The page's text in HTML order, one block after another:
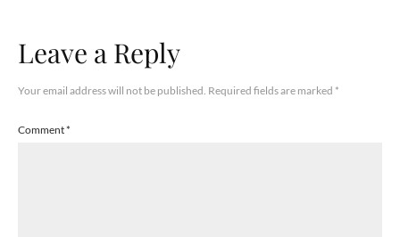
Leave a Reply
Your email address will not be published. Required fields are marked *
Comment*